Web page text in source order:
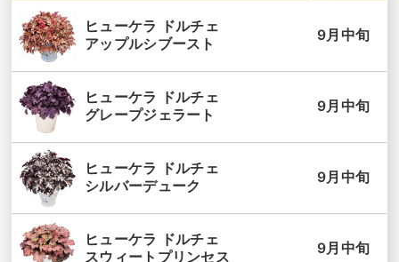
ヒューケラ ドルチェ
アップルシブースト
9月中旬
ヒューケラ ドルチェ
グレープジェラート
9月中旬
ヒューケラ ドルチェ
シルバーデューク
9月中旬
ヒューケラ ドルチェ
スウィートプリンセス
9月中旬